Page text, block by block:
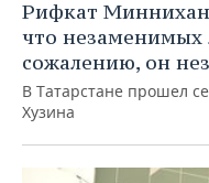
Рифкат
что незаменимых
сожалению, он
В Татарстане прошел
Хузина